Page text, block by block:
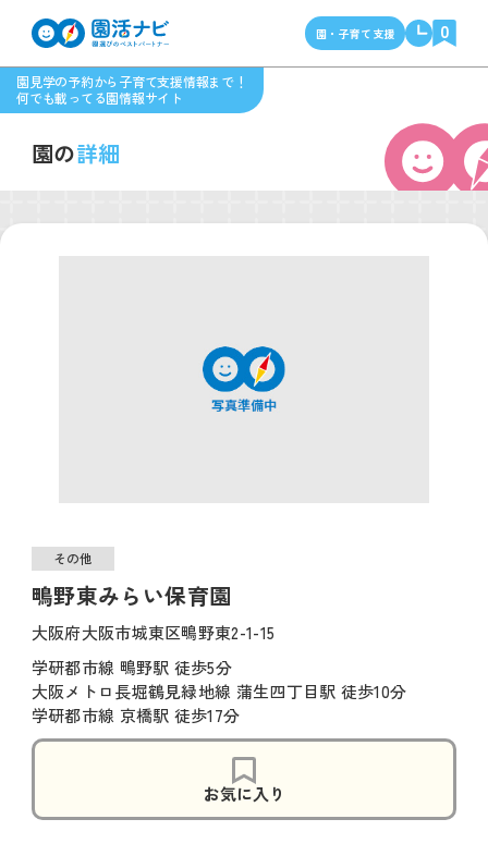
園見学の予約から子育て支援情報まで！
何でも載ってる園情報サイト
園・子育て支援 0
園の詳細
鴫野東みらい保育園
その他
大阪府大阪市城東区鴫野東2-1-15
学研都市線 鴫野駅 徒歩5分
大阪メトロ長堀鶴見緑地線 蒲生四丁目駅 徒歩10分
学研都市線 京橋駅 徒歩17分
お気に入り